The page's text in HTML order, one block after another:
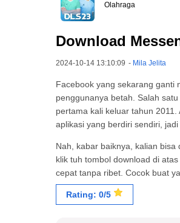
Olahraga
Download
2024-10-14 13:10:09 - Mila Jelita
Facebook yang sekarang ganti
penggunanya betah. Salah
pertama kali keluar tahun
aplikasi yang berdiri sendiri,
Nah, kabar baiknya, kalian
klik tuh tombol download di
cepat tanpa ribet. Cocok buat
Rating: 0/5